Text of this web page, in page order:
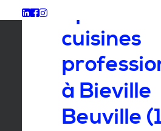
Spécialiste
cuisines
à Bieville
Beuville